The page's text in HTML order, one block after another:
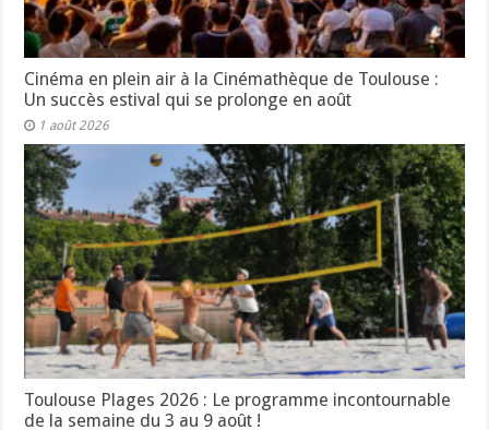
Cinéma en plein air à la Cinémathèque de Toulouse :
Un succès estival qui se prolonge en août
1 août 2026
Toulouse Plages 2026 : Le programme incontournable
de la semaine du 3 au 9 août !